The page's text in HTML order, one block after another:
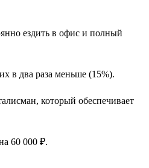
ездить в офис и полный
в два раза меньше (15%).
который обеспечивает
60 000 ₽.